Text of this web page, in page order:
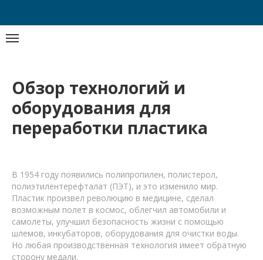
Обзор технологий и
оборудования для
переработки пластика
В 1954 году появились полипропилен, полистерол,
полиэтилентерефталат (ПЭТ), и это изменило мир.
Пластик произвел революцию в медицине, сделал
возможным полет в космос, облегчил автомобили и
самолеты, улучшил безопасность жизни с помощью
шлемов, инкубаторов, оборудования для очистки воды.
Но любая производственная технология имеет обратную
сторону медали.